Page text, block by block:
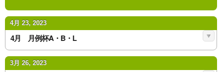
4月 23, 2023
4月 月例杯A・B・L
3月 26, 2023